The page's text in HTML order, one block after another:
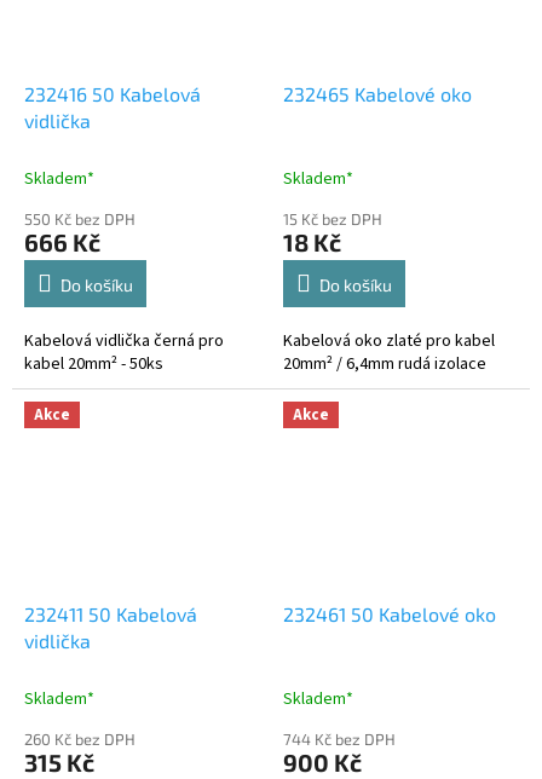
232416 50 Kabelová
vidlička
Skladem*
550 Kč bez DPH
666 Kč
Do košíku
Kabelová vidlička černá pro
kabel 20mm² - 50ks
232465 Kabelové oko
Skladem*
15 Kč bez DPH
18 Kč
Do košíku
Kabelová oko zlaté pro kabel
20mm² / 6,4mm rudá izolace
Akce
232411 50 Kabelová
vidlička
Skladem*
260 Kč bez DPH
315 Kč
Akce
232461 50 Kabelové oko
Skladem*
744 Kč bez DPH
900 Kč